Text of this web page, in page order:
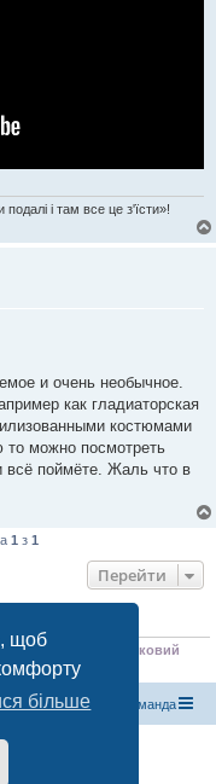
щоб
більше
і там все це з'їсти»!
и очень необычное.
как гладиаторская
костюмами
можно посмотреть
поймёте. Жаль что в
1 з 1
Перейти
,Petal Search [пошуковий
«Рюкзак» Команда
phpBB Limited